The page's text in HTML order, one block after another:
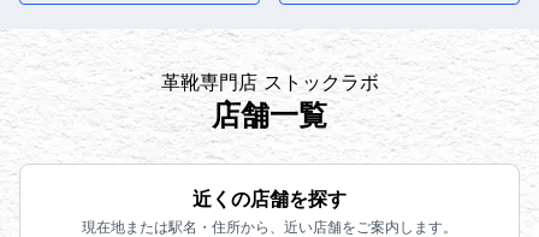
革靴専門店 ストックラボ
店舗一覧
近くの店舗を探す
現在地または駅名・住所から、近い店舗をご案内します。